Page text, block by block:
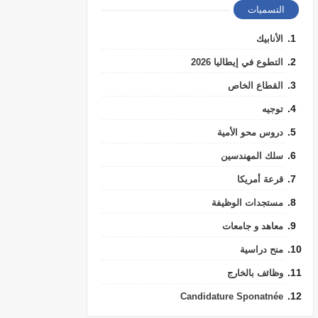
التسميات
الأنابيك
التطوع في إيطاليا 2026
القطاع الخاص
توجيه
دروس محو الأمية
سلك المهندسين
قرعة أمريكا
مستجدات الوظيفة
معاهد و جامعات
منح دراسية
وظائف بالخارج
Candidature Sponatnée